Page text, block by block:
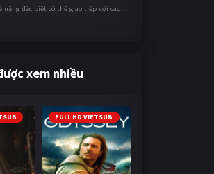
năng đặc biệt có thể giao tiếp với các loài
xem nhiều
FULL HD VIETSUB